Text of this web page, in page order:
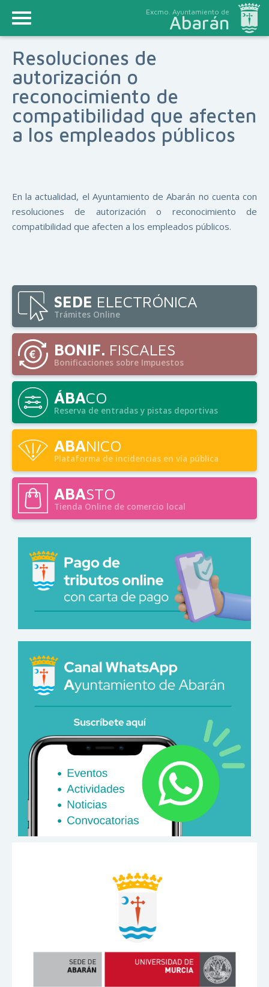
Excmo. Ayuntamiento de
Abarán
Resoluciones de
autorización o
reconocimiento de
compatibilidad que afecten
a los empleados públicos
En la actualidad, el Ayuntamiento de Abarán no cuenta con
resoluciones de autorización o reconocimiento de
compatibilidad que afecten a los empleados públicos.
SEDE ELECTRÓNICA
Trámites Online
BONIF. FISCALES
Bonificaciones sobre Impuestos
ÁBACO
Reserva de entradas y pistas deportivas
ABANICO
Plataforma de incidencias en vía pública
ABASTO
Tienda Online de comercio local